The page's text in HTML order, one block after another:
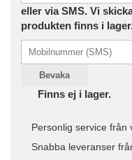
eller via SMS. Vi
produkten finns i
Bevaka
Finns ej i lager.
Personlig service från
Snabba leveranser